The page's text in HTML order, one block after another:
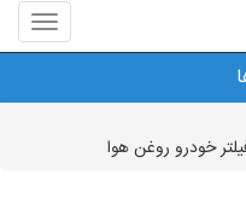
منوی
سایت
آرا
خودرو روغن هوا